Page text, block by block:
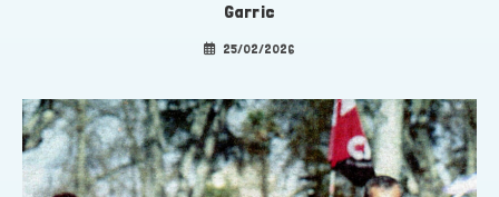
Garric
25/02/2026